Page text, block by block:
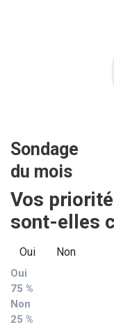
Sondage
du mois
Vos
sont-elles
Oui Non
Oui
75 %
Non
25 %